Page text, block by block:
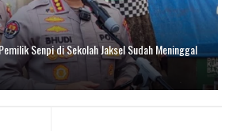
Senpi di Sekolah Jaksel Sudah Meninggal